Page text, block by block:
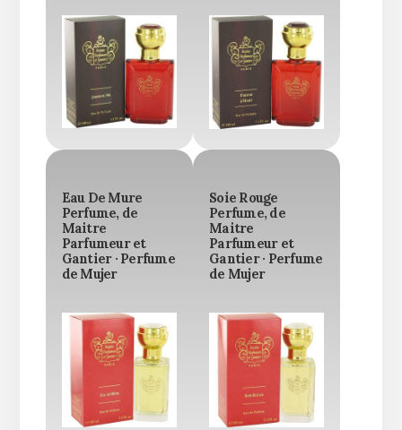
Eau De Mure
Perfume, de
Maitre
Parfumeur et
Gantier · Perfume
de Mujer
Soie Rouge
Perfume, de
Maitre
Parfumeur et
Gantier · Perfume
de Mujer